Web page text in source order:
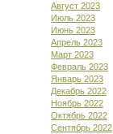
Август 2023
Июль 2023
Июнь 2023
Апрель 2023
Март 2023
Февраль 2023
Январь 2023
Декабрь 2022
Ноябрь 2022
Октябрь 2022
Сентябрь 2022